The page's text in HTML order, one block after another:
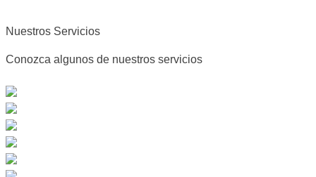
Nuestros Servicios
Conozca algunos de nuestros servicios